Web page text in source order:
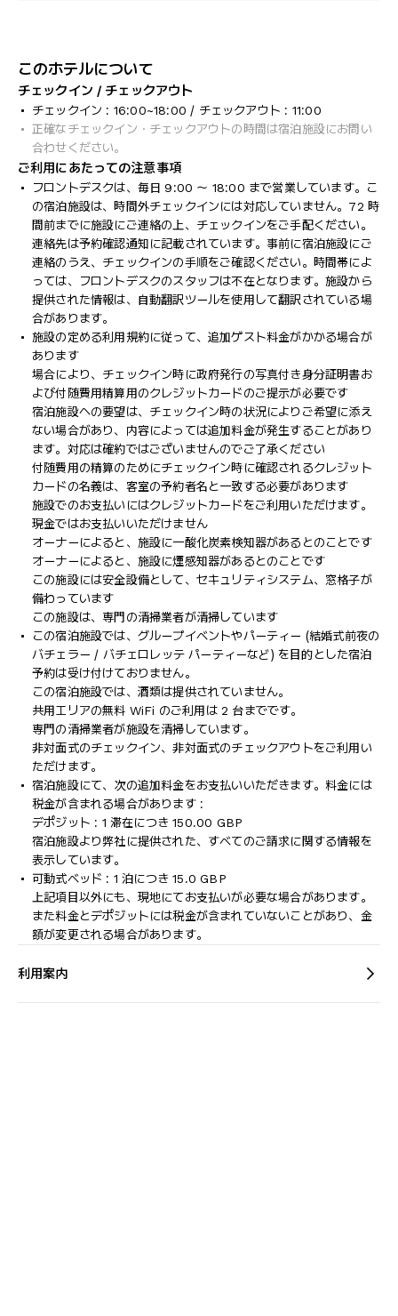
このホテルについて
チェックイン / チェックアウト
チェックイン : 16:00~18:00 / チェックアウト : 11:00
正確なチェックイン・チェックアウトの時間は宿泊施設にお問い
合わせください。
ご利用にあたっての注意事項
フロントデスクは、毎日 9:00 ～ 18:00 まで営業しています。こ
の宿泊施設は、時間外チェックインには対応していません。72 時
間前までに施設にご連絡の上、チェックインをご手配ください。
連絡先は予約確認通知に記載されています。事前に宿泊施設にご
連絡のうえ、チェックインの手順をご確認ください。時間帯によ
っては、フロントデスクのスタッフは不在となります。施設から
提供された情報は、自動翻訳ツールを使用して翻訳されている場
合があります。
施設の定める利用規約に従って、追加ゲスト料金がかかる場合が
あります
場合により、チェックイン時に政府発行の写真付き身分証明書お
よび付随費用精算用のクレジットカードのご提示が必要です
宿泊施設への要望は、チェックイン時の状況によりご希望に添え
ない場合があり、内容によっては追加料金が発生することがあり
ます。対応は確約ではございませんのでご了承ください
付随費用の精算のためにチェックイン時に確認されるクレジット
カードの名義は、客室の予約者名と一致する必要があります
施設でのお支払いにはクレジットカードをご利用いただけます。
現金ではお支払いいただけません
オーナーによると、施設に一酸化炭素検知器があるとのことです
オーナーによると、施設に煙感知器があるとのことです
この施設には安全設備として、セキュリティシステム、窓格子が
備わっています
この施設は、専門の清掃業者が清掃しています
この宿泊施設では、グループイベントやパーティー (結婚式前夜の
バチェラー / バチェロレッテ パーティーなど) を目的とした宿泊
予約は受け付けておりません。
この宿泊施設では、酒類は提供されていません。
共用エリアの無料 WiFi のご利用は 2 台までです。
専門の清掃業者が施設を清掃しています。
非対面式のチェックイン、非対面式のチェックアウトをご利用い
ただけます。
宿泊施設にて、次の追加料金をお支払いいただきます。料金には
税金が含まれる場合があります :
デポジット : 1 滞在につき 150.00 GBP
宿泊施設より弊社に提供された、すべてのご請求に関する情報を
表示しています。
可動式ベッド : 1 泊につき 15.0 GBP
上記項目以外にも、現地にてお支払いが必要な場合があります。
また料金とデポジットには税金が含まれていないことがあり、金
額が変更される場合があります。
利用案内